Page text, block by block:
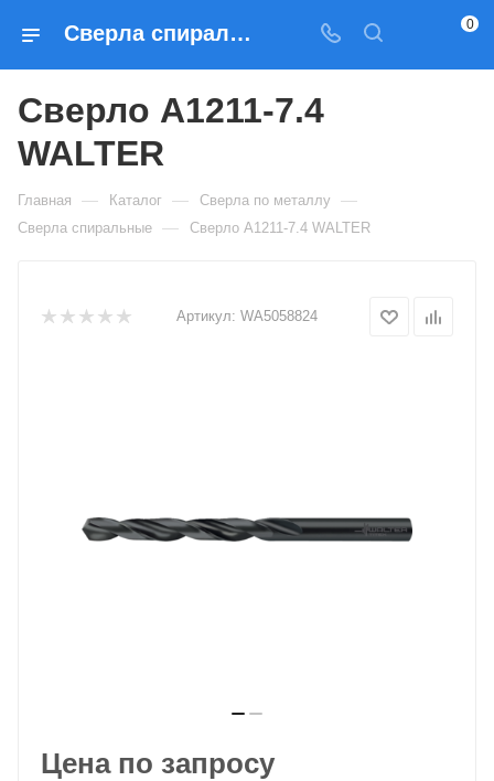
Сверла спиральные Сверло A1211-7.4 WALTER — купить по выгодным ценам в Москве 0
Сверло A1211-7.4
WALTER
Главная — Каталог — Сверла по металлу —
Сверла спиральные — Сверло A1211-7.4 WALTER
Артикул: WA5058824
Цена по запросу